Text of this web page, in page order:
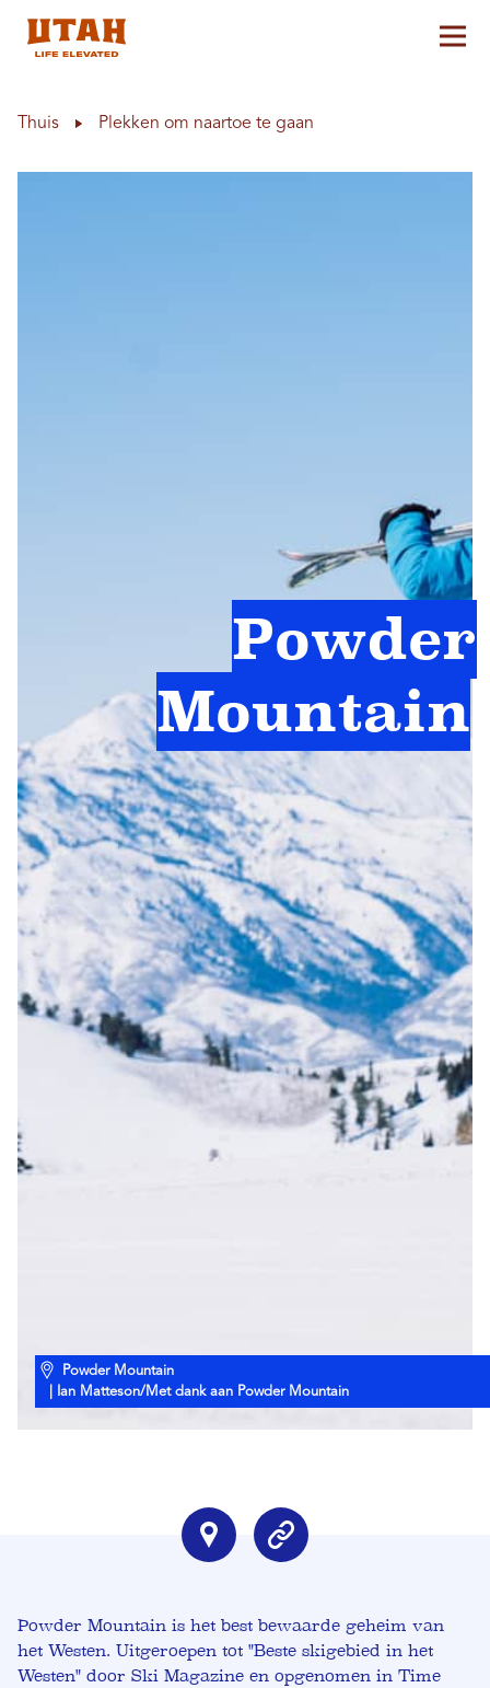
Thuis Plekken om naartoe te gaan
Powder
Mountain
Powder Mountain
| Ian Matteson/Met dank aan Powder Mountain
Powder Mountain is het best bewaarde geheim van
het Westen. Uitgeroepen tot "Beste skigebied in het
Westen" door Ski Magazine en opgenomen in Time